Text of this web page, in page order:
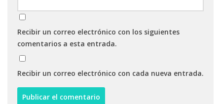
Recibir un correo electrónico con los siguientes
comentarios a esta entrada.
Recibir un correo electrónico con cada nueva entrada.